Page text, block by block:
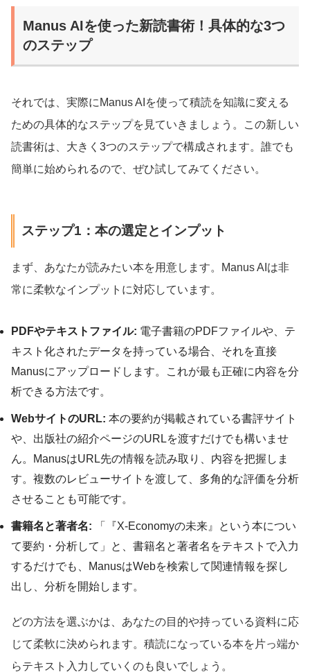
Manus AIを使った新読書術！具体的な3つ
のステップ
それでは、実際にManus AIを使って積読を知識に変える
ための具体的なステップを見ていきましょう。この新しい
読書術は、大きく3つのステップで構成されます。誰でも
簡単に始められるので、ぜひ試してみてください。
ステップ1：本の選定とインプット
まず、あなたが読みたい本を用意します。Manus AIは非
常に柔軟なインプットに対応しています。
PDFやテキストファイル: 電子書籍のPDFファイルや、テ
キスト化されたデータを持っている場合、それを直接
Manusにアップロードします。これが最も正確に内容を分
析できる方法です。
WebサイトのURL: 本の要約が掲載されている書評サイト
や、出版社の紹介ページのURLを渡すだけでも構いませ
ん。ManusはURL先の情報を読み取り、内容を把握しま
す。複数のレビューサイトを渡して、多角的な評価を分析
させることも可能です。
書籍名と著者名: 「『X-Economyの未来』という本につい
て要約・分析して」と、書籍名と著者名をテキストで入力
するだけでも、ManusはWebを検索して関連情報を探し
出し、分析を開始します。
どの方法を選ぶかは、あなたの目的や持っている資料に応
じて柔軟に決められます。積読になっている本を片っ端か
らテキスト入力していくのも良いでしょう。